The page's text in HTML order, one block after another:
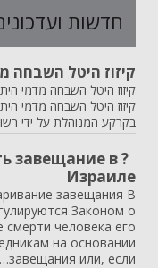
חדשות
קיזוז היטל השבחה
קיזוז היטל השבחה מדמי
בקרקע המנוהלת על ידי
завещание в
Израиле
завещания В
Законом о
смерти человека его
на основании
завещания или, если…